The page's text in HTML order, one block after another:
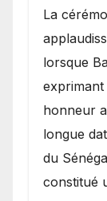
​La
lorsque
honneur
longue
du
constitué